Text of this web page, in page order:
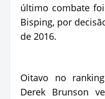
último combate
Bisping, por
de 2016.
Oitavo no
Derek Brunson